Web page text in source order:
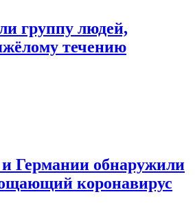
группу людей,
течению
обнаружили
коронавирус